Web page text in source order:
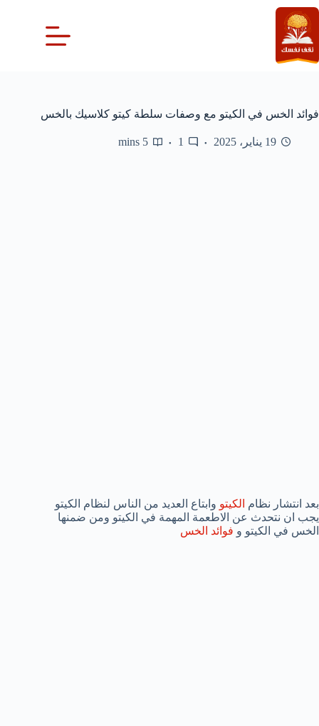
التجاوز
إلى
المحتوى
فوائد الخس في الكيتو مع وصفات سلطة كيتو كلاسيك بالخس
19 يناير، 2025 1
5 mins
بعد انتشار نظام الكيتو وابتاع العديد من الناس لنظام الكيتو
يجب ان نتحدث عن الاطعمة المهمة في الكيتو ومن ضمنها
الخس في الكيتو و فوائد الخس